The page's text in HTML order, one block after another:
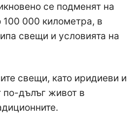
се подменят на
000 километра, в
свещи и условията на
свещи, като иридиеви и
по-дълъг живот в